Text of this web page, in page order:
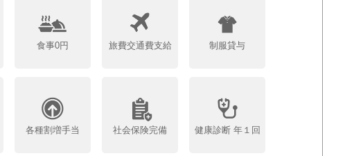
食事0円 旅費交通費支給 制服貸与
各種割増手当 社会保険完備 健康診断 年１回